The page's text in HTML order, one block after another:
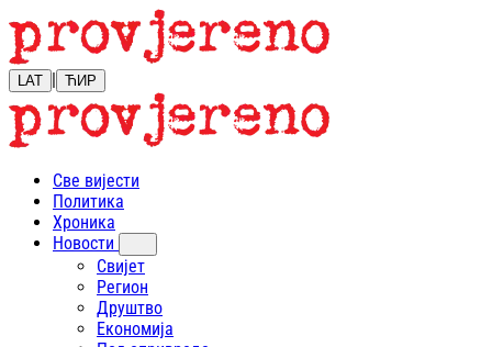
LAT | ЋИР
Све вијести
Политика
Хроника
Новости
Свијет
Регион
Друштво
Економија